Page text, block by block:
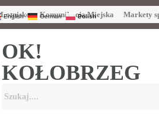
Lotnisko Komunikacja Miejska Markety
OK!
KOŁOBRZEG
English German Polish